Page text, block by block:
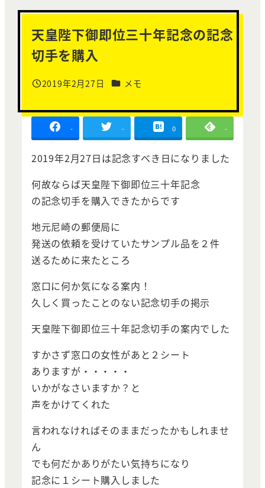
天皇陛下御即位三十年記念の記念
切手を購入
投稿日
2019年2月27日 カテゴリー
メモ
- - 0 -
2019年2月27日は記念すべき日になりました
何故ならば天皇陛下御即位三十年記念
の記念切手を購入できたからです
地元尼崎の郵便局に
発送の依頼を受けていたサンプル品を２件
送るために来たところ
窓口に何か気になる案内！
久しく買ったことのない記念切手の掲示
天皇陛下御即位三十年記念切手の案内でした
すかさず窓口の女性があと２シート
ありますが・・・・・
いかがなさいますか？と
声をかけてくれた
言われなければそのままだったかもしれませ
ん
でも何だかありがたい気持ちになり
記念に１シート購入しました